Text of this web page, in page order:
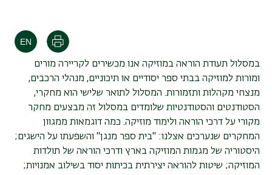
הדפסה
במסלול תעודת הוראה במוזיקה אנו מכשירים לקריירה מורים
ומורות למוזיקה בבתי ספר יסודיים או תיכוניים, מנהלי הרכבים,
מנצחי מקהלות ותזמורות. המסלול לתואר שלישי הוא מחקרי,
הסטודנטים והסטודנטיות שלומדים במסלול זה מבצעים מחקר
מקורי על דרכי הוראה ולימוד מוזיקה. כמה דוגמאות ממגוון
המחקרים שנערכים אצלנו: "בית ספר מנגן" והשפעתו על הישגים;
היסטוריה של מגמות המוזיקה בארץ ודרכי הוראה של תולדות
המוזיקה; שיטות להוראה יצירתית בכיתות יסוד בשילוב אמנויות;